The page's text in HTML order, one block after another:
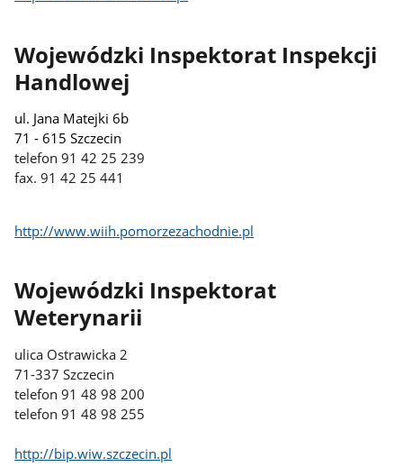
Wojewódzki Inspektorat Inspekcji
Handlowej
ul. Jana Matejki 6b
71 - 615 Szczecin
telefon 91 42 25 239
fax. 91 42 25 441
http://www.wiih.pomorzezachodnie.pl
Wojewódzki Inspektorat
Weterynarii
ulica Ostrawicka 2
71-337 Szczecin
telefon 91 48 98 200
telefon 91 48 98 255
http://bip.wiw.szczecin.pl